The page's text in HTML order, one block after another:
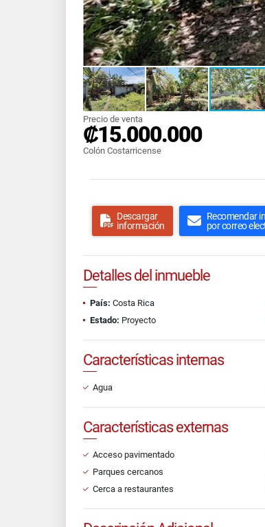
Precio de venta
₡15.000.000
Colón Costarricense
Descargar
información
Recomendar
por correo
Detalles del inmueble
País: Costa Rica
Estado: Proyecto
Características internas
Agua
Características externas
Acceso pavimentado
Parques cercanos
Cerca a restaurantes